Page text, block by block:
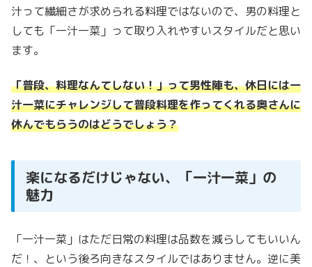
汁って繊細さが求められる料理ではないので、男の料理と
しても「一汁一菜」って取り入れやすいスタイルだと思い
ます。
「普段、料理なんてしない！」って男性陣も、休日には一
汁一菜にチャレンジして普段料理を作ってくれる奥さんに
休んでもらうのはどうでしょう？
楽になるだけじゃない、「一汁一菜」の
魅力
「一汁一菜」はただ日常の料理は品数を減らしてもいいん
だ！、という後ろ向きなスタイルではありません。逆に美